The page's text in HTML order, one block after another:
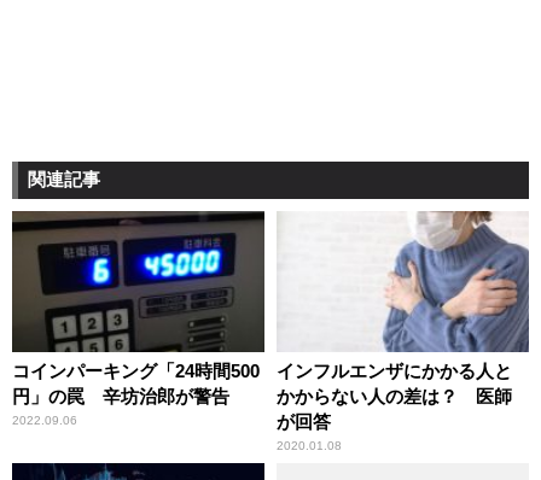
関連記事
コインパーキング「24時間500
円」の罠 辛坊治郎が警告
2022.09.06
インフルエンザにかかる人と
かからない人の差は？ 医師
が回答
2020.01.08